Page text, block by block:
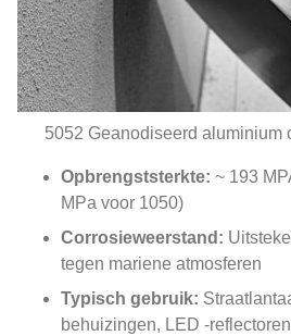
5052 Geanodiseerd aluminium
Opbrengststerkte: ~ 193
MPa voor 1050)
Corrosieweerstand:
tegen mariene atmosferen
Typisch gebruik:
behuizingen, LED -reflectoren